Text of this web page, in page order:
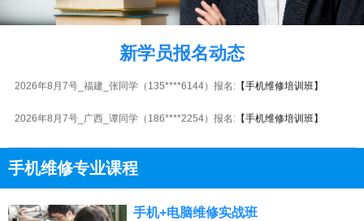
新学员报名动态
2026年8月7号_浙江_卢同学（133****0220）报名: 【手机维修培训班】
2026年8月7号_广西_陈同学（181****2427）报名:【手机维修培训班】
2026年8月7号_福建_张同学（135****6144）报名: 【手机维修培训班】
2026年8月7号_广西_谭同学（186****2254）报名: 【手机维修培训班】
2026年8月7号_河南_田同学（133****8635）报名:【手机维修培训班】
2026年8月7号_湖南_王同学（135****6041）报名:
2026年8月7号_海南_陈同学（158****1254）报名:【手机维修培训班】
手机维修专业课程
点击免费咨询电话：13807313137
手机+电脑维修实战班